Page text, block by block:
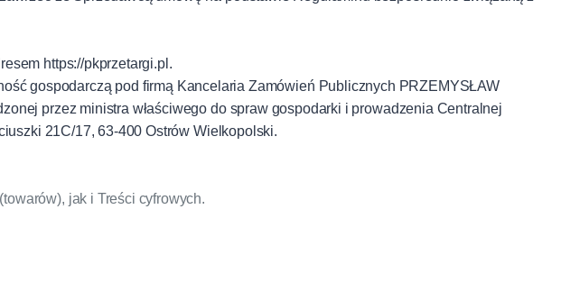
https://pkprzetargi.pl.
gospodarczą pod firmą Kancelaria Zamówień Publicznych PRZEMYSŁAW
przez ministra właściwego do spraw gospodarki i prowadzenia Centralnej
21C/17, 63-400 Ostrów Wielkopolski.
jak i Treści cyfrowych.